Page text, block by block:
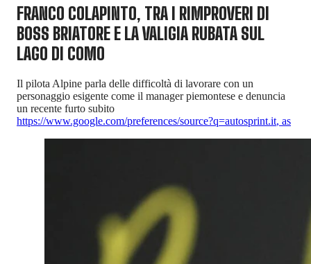
FRANCO COLAPINTO, TRA I RIMPROVERI DI
BOSS BRIATORE E LA VALIGIA RUBATA SUL
LAGO DI COMO
Il pilota Alpine parla delle difficoltà di lavorare con un
personaggio esigente come il manager piemontese e denuncia
un recente furto subito
https://www.google.com/preferences/source?q=autosprint.it, as